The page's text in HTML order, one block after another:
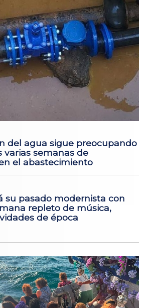
del agua sigue preocupando
varias semanas de
el abastecimiento
su pasado modernista con
repleto de música,
de época